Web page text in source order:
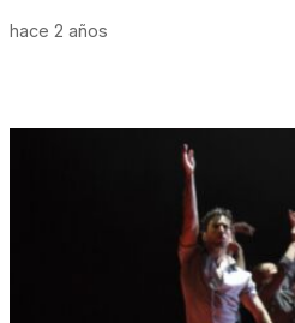
hace 2 años